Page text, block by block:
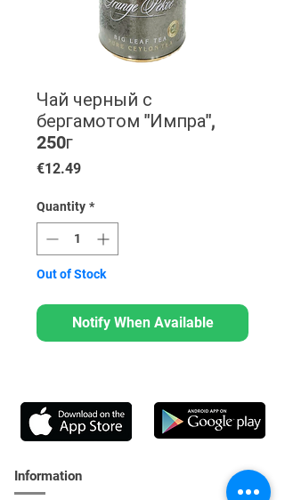
Чай черный с
бергамотом "Импра",
250г
€12.49Price
Quantity *
Out of Stock
Notify When Available
Information